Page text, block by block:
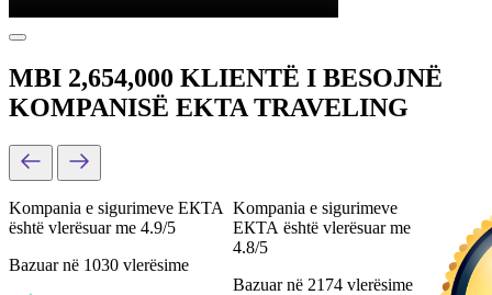
MBI 2,654,000 KLIENTË I BESOJNË
KOMPANISË EKTA TRAVELING
Kompania e sigurimeve ЕКТА
është vlerësuar me 4.9/5
Bazuar në 1030 vlerësime
Kompania e sigurimeve
ЕКТА është vlerësuar me
4.8/5
Bazuar në 2174 vlerësime